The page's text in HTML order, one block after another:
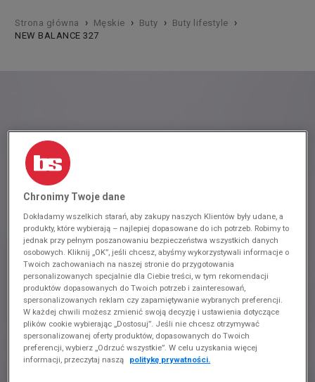
Strona główna › Męskie › Buty › Buty lifestyle ›
NEW BALANCE 327
Chronimy Twoje dane
Dokładamy wszelkich starań, aby zakupy naszych Klientów były udane, a
produkty, które wybierają – najlepiej dopasowane do ich potrzeb. Robimy to
jednak przy pełnym poszanowaniu bezpieczeństwa wszystkich danych
osobowych. Kliknij „OK”, jeśli chcesz, abyśmy wykorzystywali informacje o
Twoich zachowaniach na naszej stronie do przygotowania
personalizowanych specjalnie dla Ciebie treści, w tym rekomendacji
produktów dopasowanych do Twoich potrzeb i zainteresowań,
spersonalizowanych reklam czy zapamiętywanie wybranych preferencji.
W każdej chwili możesz zmienić swoją decyzję i ustawienia dotyczące
plików cookie wybierając „Dostosuj”. Jeśli nie chcesz otrzymywać
spersonalizowanej oferty produktów, dopasowanych do Twoich
preferencji, wybierz „Odrzuć wszystkie”. W celu uzyskania więcej
informacji, przeczytaj naszą
politykę prywatności.